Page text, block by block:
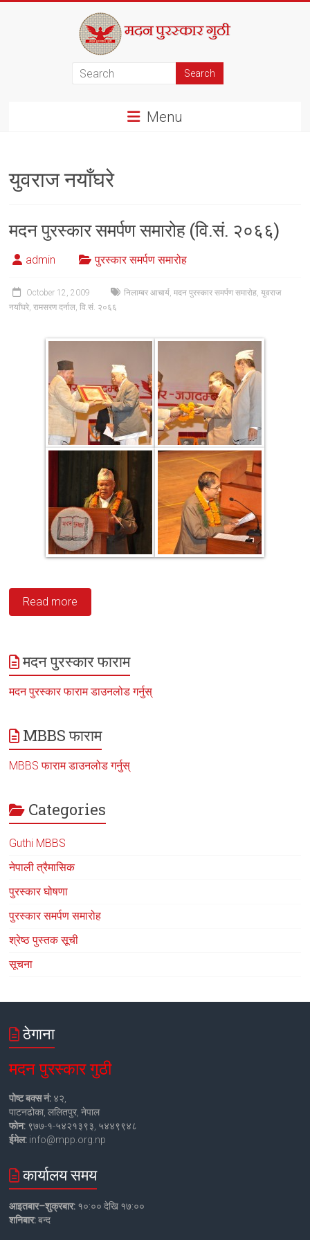
Menu
युवराज नयाँघरे
मदन पुरस्कार समर्पण समारोह (वि.सं. २०६६)
admin पुरस्कार समर्पण समारोह
October 12, 2009 निलाम्बर आचार्य,मदन पुरस्कार समर्पण समारोह,युवराज
नयाँघरे,रामसरण दर्नाल,वि.सं. २०६६
Read more
मदन पुरस्कार फाराम
मदन पुरस्कार फाराम डाउनलोड गर्नुस्
MBBS फाराम
MBBS फाराम डाउनलोड गर्नुस्
Categories
Guthi MBBS
नेपाली त्रैमासिक
पुरस्कार घोषणा
पुरस्कार समर्पण समारोह
श्रेष्ठ पुस्तक सूची
सूचना
ठेगाना
मदन पुरस्कार गुठी
पोष्ट बक्स नं: ४२,
पाटनढोका, ललितपुर, नेपाल
फोन: ९७७-१-५४२१३९३, ५४४९९४८
ईमेल: info@mpp.org.np
कार्यालय समय
आइतबार–शुक्रबार: १०:०० देखि १७:००
शनिबार:बन्द